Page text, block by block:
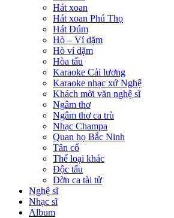
Hát xoan
Hát xoan Phú Thọ
Hát Đúm
Hò – Ví dặm
Hò ví dặm
Hòa tấu
Karaoke Cải lương
Karaoke nhạc xứ Nghệ
Khách mời văn nghệ sĩ
Ngâm thơ
Ngâm thơ ca trù
Nhạc Champa
Quan họ Bắc Ninh
Tân cổ
Thể loại khác
Độc tấu
Đờn ca tài tử
Nghệ sĩ
Nhạc sĩ
Album